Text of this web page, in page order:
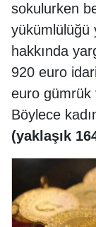
sokulurken
yükümlülüğü
hakkında
920 euro
euro gümrük
Böylece
(yaklaşık